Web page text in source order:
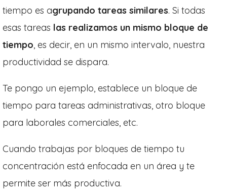
tiempo es agrupando tareas similares. Si todas
esas tareas las realizamos un mismo bloque de
tiempo, es decir, en un mismo intervalo, nuestra
productividad se dispara.
Te pongo un ejemplo, establece un bloque de
tiempo para tareas administrativas, otro bloque
para laborales comerciales, etc.
Cuando trabajas por bloques de tiempo tu
concentración está enfocada en un área y te
permite ser más productiva.